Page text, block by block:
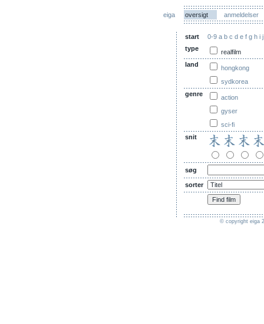
eiga oversigt anmeldelser
start 0-9 a b c d e f g h i j
type
realfilm
land
hongkong
sydkorea
genre
action
gyser
sci-fi
snit
søg
sorter
© copyright eiga